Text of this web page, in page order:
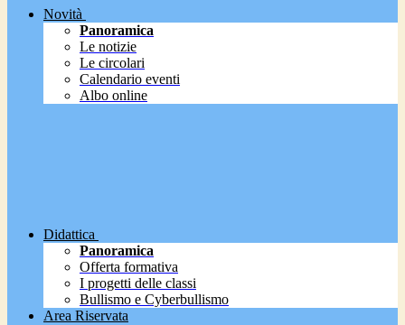
Novità
Panoramica
Le notizie
Le circolari
Calendario eventi
Albo online
Didattica
Panoramica
Offerta formativa
I progetti delle classi
Bullismo e Cyberbullismo
Area Riservata